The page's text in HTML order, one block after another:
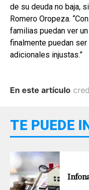
de su deuda no baja,
Romero Oropeza.
familias puedan ver
finalmente puedan
adicionales injustas.”
En este artículo
TE PUEDE